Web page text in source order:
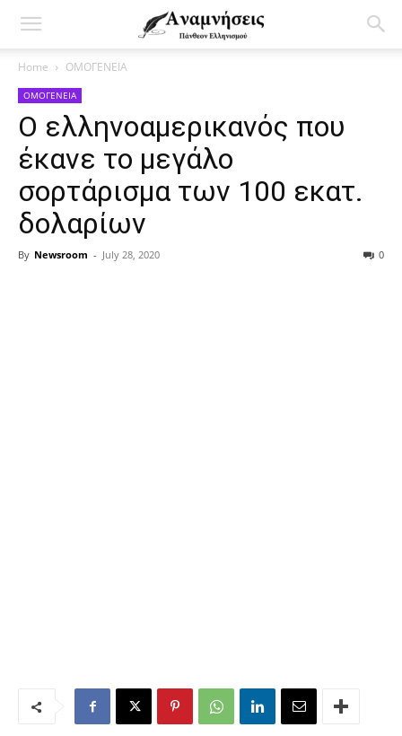
Home ΟΜΟΓΕΝΕΙΑ
ΟΜΟΓΕΝΕΙΑ
Ο ελληνοαμερικανός που
έκανε το μεγάλο
σορτάρισμα των 100 εκατ.
δολαρίων
By Newsroom - July 28, 2020 0